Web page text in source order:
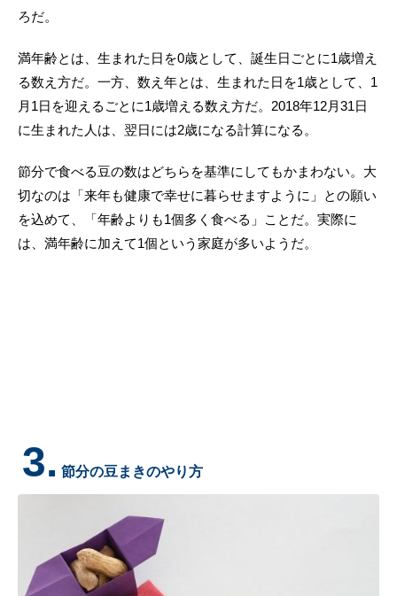
ろだ。
満年齢とは、生まれた日を0歳として、誕生日ごとに1歳増え
る数え方だ。一方、数え年とは、生まれた日を1歳として、1
月1日を迎えるごとに1歳増える数え方だ。2018年12月31日
に生まれた人は、翌日には2歳になる計算になる。
節分で食べる豆の数はどちらを基準にしてもかまわない。大
切なのは「来年も健康で幸せに暮らせますように」との願い
を込めて、「年齢よりも1個多く食べる」ことだ。実際に
は、満年齢に加えて1個という家庭が多いようだ。
3. 節分の豆まきのやり方